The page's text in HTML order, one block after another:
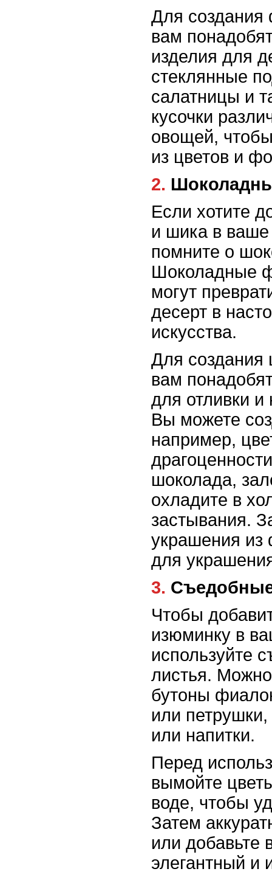
Для создания
вам
изделия для
стеклянные
салатницы и
кусочки
овощей,
из цветов и
2.
Если хотите
и шика в
помните о
Шоколадные
могут
десерт в
искусства.
Для создания
вам
для отливки
Вы можете
например,
шоколада,
охладите в
застывания.
украшения из
для
3.
Чтобы
изюминку в
используйте
листья.
бутоны
или
или напитки.
Перед
вымойте
воде, чтобы
Затем
или добавьте
элегантный и